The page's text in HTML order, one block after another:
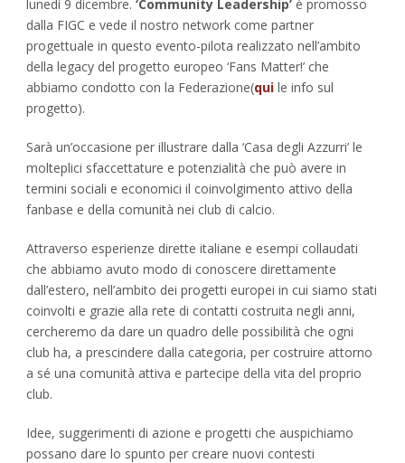
lunedì 9 dicembre. ‘Community Leadership’ è promosso
dalla FIGC e vede il nostro network come partner
progettuale in questo evento-pilota realizzato nell’ambito
della legacy del progetto europeo ‘Fans Matter!’ che
abbiamo condotto con la Federazione(qui le info sul
progetto).
Sarà un’occasione per illustrare dalla ‘Casa degli Azzurri’ le
molteplici sfaccettature e potenzialità che può avere in
termini sociali e economici il coinvolgimento attivo della
fanbase e della comunità nei club di calcio.
Attraverso esperienze dirette italiane e esempi collaudati
che abbiamo avuto modo di conoscere direttamente
dall’estero, nell’ambito dei progetti europei in cui siamo stati
coinvolti e grazie alla rete di contatti costruita negli anni,
cercheremo da dare un quadro delle possibilità che ogni
club ha, a prescindere dalla categoria, per costruire attorno
a sé una comunità attiva e partecipe della vita del proprio
club.
Idee, suggerimenti di azione e progetti che auspichiamo
possano dare lo spunto per creare nuovi contesti